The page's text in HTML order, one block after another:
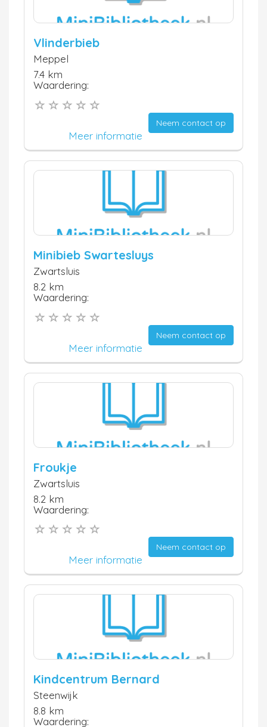
Vlinderbieb
Meppel
7.4 km
Waardering:
Neem contact op
Meer informatie
Minibieb Swartesluys
Zwartsluis
8.2 km
Waardering:
Neem contact op
Meer informatie
Froukje
Zwartsluis
8.2 km
Waardering:
Neem contact op
Meer informatie
Kindcentrum Bernard
Steenwijk
8.8 km
Waardering: